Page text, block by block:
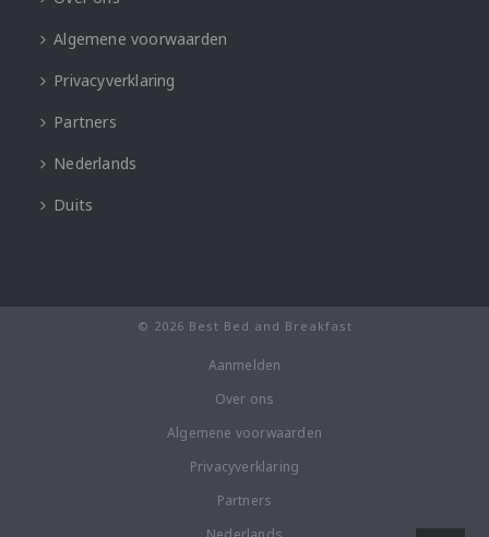
Algemene voorwaarden
Privacyverklaring
Partners
Nederlands
Duits
© 2026 Best Bed and Breakfast
Aanmelden
Over ons
Algemene voorwaarden
Privacyverklaring
Partners